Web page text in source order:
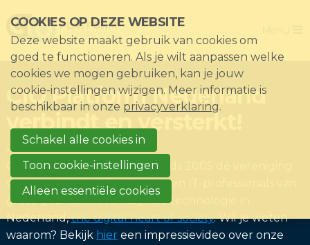
links
over
Direct
naar
het
Direct
naar
de
paginainhoud
CIO Platform Nederland
verbindt en versterkt!
CIO Platform Nederland is sinds 2005 dé vereniging
voor de CIO/CDO, hun 'peers' en IT-professionals van
grote gebruikers van digitale technologie in
Nederland,the digital heart of society. Wil je weten
waarom? Bekijk hier een impressievideo over onze
Home
De vereniging
Thema's
Impact
Nieuws & Kennisbank
Events
Lid worden?
Registreren
COOKIES OP DEZE WEBSITE
Deze website maakt gebruik van cookies om
goed te functioneren. Als je wilt aanpassen welke
cookies we mogen gebruiken, kan je jouw
cookie-instellingen wijzigen. Meer informatie is
beschikbaar in onze privacyverklaring.
Schakel alle cookies in
Toon cookie-instellingen
Alleen essentiële cookies